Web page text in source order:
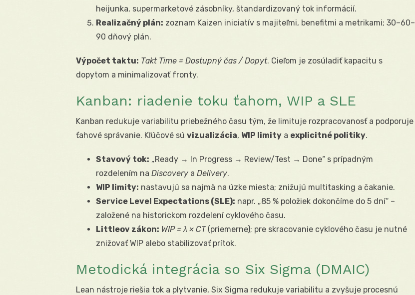
heijunka, supermarketové zásobníky, štandardizovaný tok informácií.
Realizačný plán: zoznam Kaizen iniciatív s majiteľmi, benefitmi a metrikami; 30–60–
90 dňový plán.
Výpočet taktu: Takt Time = Dostupný čas / Dopyt. Cieľom je zosúladiť kapacitu s
dopytom a minimalizovať fronty.
Kanban: riadenie toku ťahom, WIP a SLE
Kanban redukuje variabilitu priebežného času tým, že limituje rozpracovanosť a podporuje
ťahové správanie. Kľúčové sú vizualizácia, WIP limity a explicitné politiky.
Stavový tok: „Ready → In Progress → Review/Test → Done“ s prípadným
rozdelením na Discovery a Delivery.
WIP limity: nastavujú sa najmä na úzke miesta; znižujú multitasking a čakanie.
Service Level Expectations (SLE): napr. „85 % položiek dokončíme do 5 dní“ –
založené na historickom rozdelení cyklového času.
Littleov zákon: WIP = λ × CT(priemerne); pre skracovanie cyklového času je nutné
znižovať WIP alebo stabilizovať prítok.
Metodická integrácia so Six Sigma (DMAIC)
Lean nástroje riešia tok a plytvanie, Six Sigma redukuje variabilitu a zvyšuje procesnú